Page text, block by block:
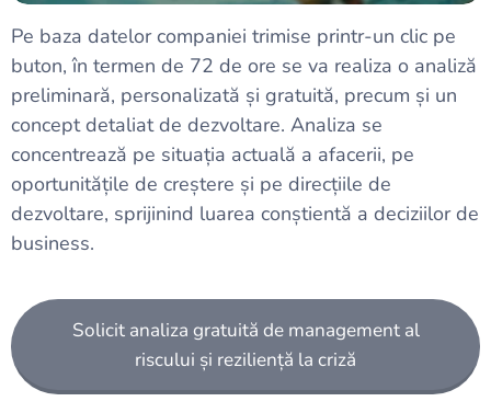
Pe baza datelor companiei trimise printr-un clic pe
buton, în termen de 72 de ore se va realiza o analiză
preliminară, personalizată și gratuită, precum și un
concept detaliat de dezvoltare. Analiza se
concentrează pe situația actuală a afacerii, pe
oportunitățile de creștere și pe direcțiile de
dezvoltare, sprijinind luarea conștientă a deciziilor de
business.
Solicit analiza gratuită de management al
riscului și reziliență la criză